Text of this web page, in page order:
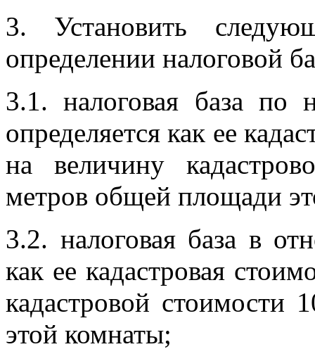
3. Установить
определении налоговой
3.1. налоговая база по
определяется как ее
на величину
метров общей площади
3.2. налоговая база в
как ее кадастровая
кадастровой стоимости
этой комнаты;